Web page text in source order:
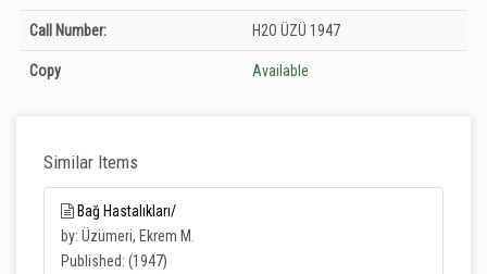
Holdings details from Zirai Mücadele Merkez Araştırma Enstitüsü Müdürlüğü
Kütüphanesi: Unknown
Call Number: H2O ÜZÜ 1947
Copy Available
Similar Items
Bağ Hastalıkları/
by: Üzümeri, Ekrem M.
Published: (1947)